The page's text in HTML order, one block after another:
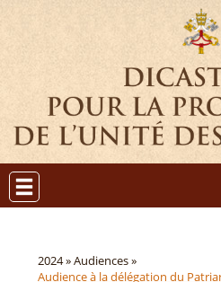
2024 »Audiences »
Audience à la délégation du